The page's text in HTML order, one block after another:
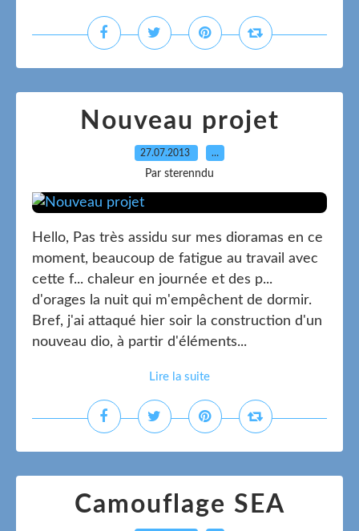
Nouveau projet
27.07.2013 …
Par sterenndu
Hello, Pas très assidu sur mes dioramas en ce
moment, beaucoup de fatigue au travail avec
cette f... chaleur en journée et des p...
d'orages la nuit qui m'empêchent de dormir.
Bref, j'ai attaqué hier soir la construction d'un
nouveau dio, à partir d'éléments...
Lire la suite
Camouflage SEA